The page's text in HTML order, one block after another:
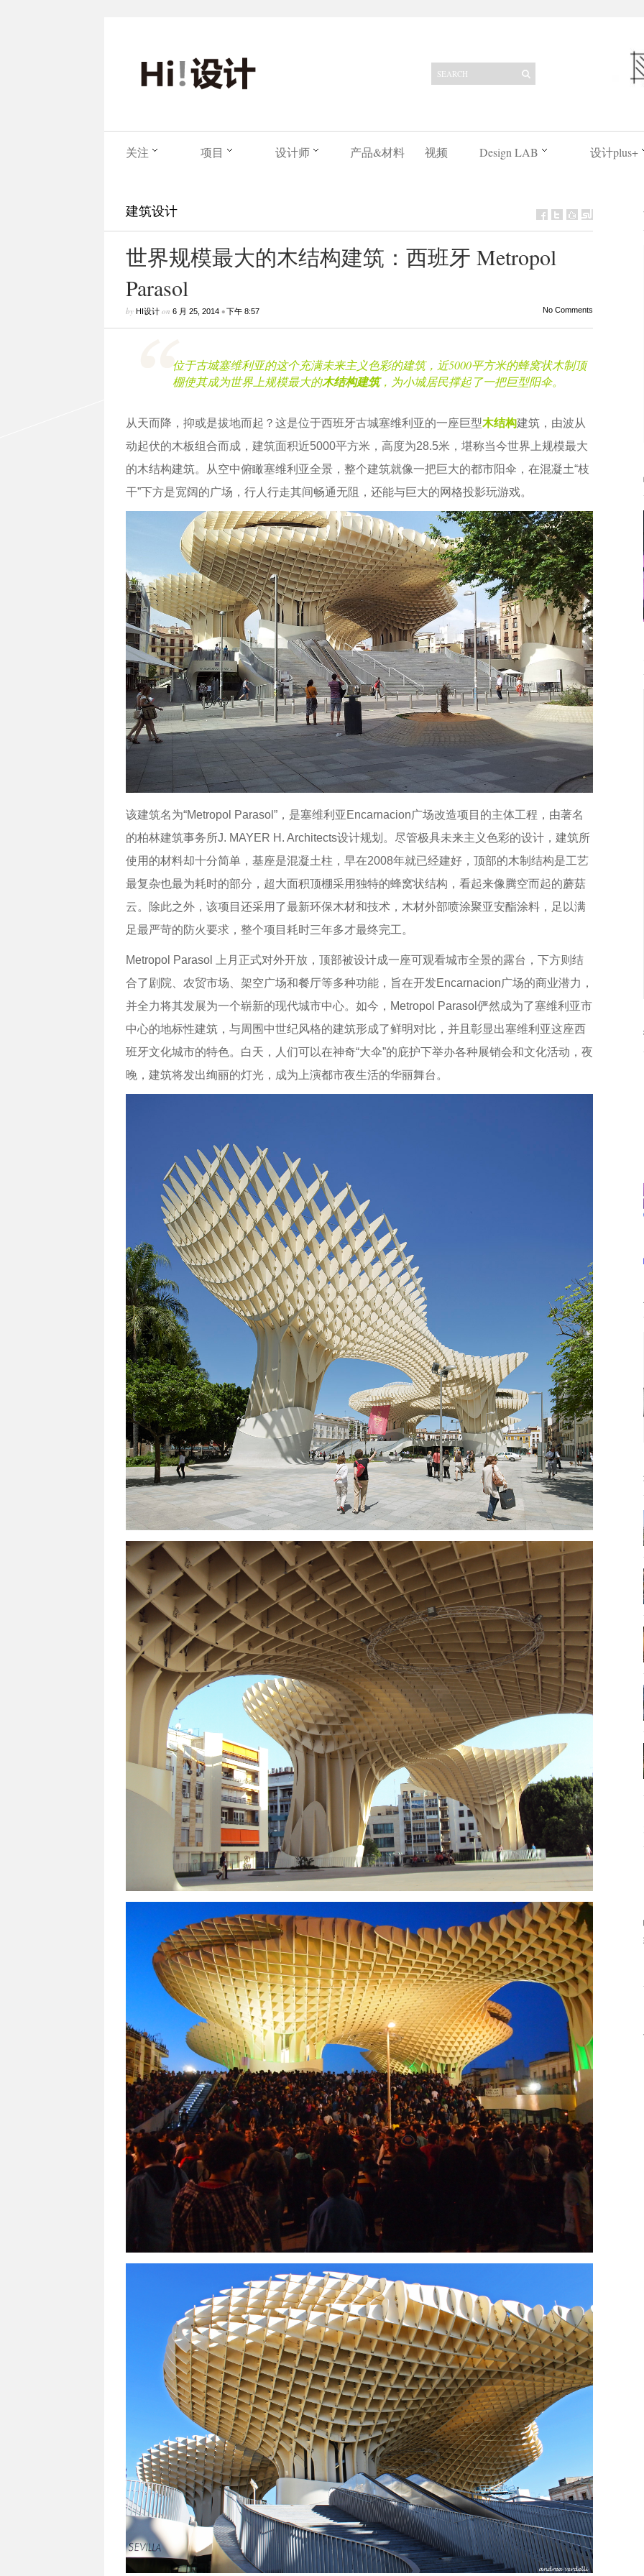
关注 项目 设计师 产品&材料 视频 Design LAB 设计plus+
建筑设计
世界规模最大的木结构建筑：西班牙 Metropol
Parasol
by HI设计on 6 月 25, 2014•下午 8:57 No Comments
位于古城塞维利亚的这个充满未来主义色彩的建筑，近5000平方米的蜂窝状木制顶
棚使其成为世界上规模最大的木结构建筑，为小城居民撑起了一把巨型阳伞。
从天而降，抑或是拔地而起？这是位于西班牙古城塞维利亚的一座巨型木结构建筑，由波从
动起伏的木板组合而成，建筑面积近5000平方米，高度为28.5米，堪称当今世界上规模最大
的木结构建筑。从空中俯瞰塞维利亚全景，整个建筑就像一把巨大的都市阳伞，在混凝土“枝
干”下方是宽阔的广场，行人行走其间畅通无阻，还能与巨大的网格投影玩游戏。
该建筑名为“Metropol Parasol”，是塞维利亚Encarnacion广场改造项目的主体工程，由著名
的柏林建筑事务所J. MAYER H. Architects设计规划。尽管极具未来主义色彩的设计，建筑所
使用的材料却十分简单，基座是混凝土柱，早在2008年就已经建好，顶部的木制结构是工艺
最复杂也最为耗时的部分，超大面积顶棚采用独特的蜂窝状结构，看起来像腾空而起的蘑菇
云。除此之外，该项目还采用了最新环保木材和技术，木材外部喷涂聚亚安酯涂料，足以满
足最严苛的防火要求，整个项目耗时三年多才最终完工。
Metropol Parasol 上月正式对外开放，顶部被设计成一座可观看城市全景的露台，下方则结
合了剧院、农贸市场、架空广场和餐厅等多种功能，旨在开发Encarnacion广场的商业潜力，
并全力将其发展为一个崭新的现代城市中心。如今，Metropol Parasol俨然成为了塞维利亚市
中心的地标性建筑，与周围中世纪风格的建筑形成了鲜明对比，并且彰显出塞维利亚这座西
班牙文化城市的特色。白天，人们可以在神奇“大伞”的庇护下举办各种展销会和文化活动，夜
晚，建筑将发出绚丽的灯光，成为上演都市夜生活的华丽舞台。